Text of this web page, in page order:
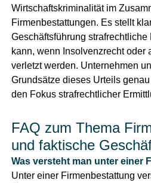
Wirtschaftskriminalität im
Firmenbestattungen. Es stellt
Geschäftsführung
kann, wenn Insolvenzrecht oder
verletzt werden. Unternehmen
Grundsätze dieses Urteils
den Fokus strafrechtlicher
FAQ zum Thema
und faktische
Was versteht man unter einer
Unter einer Firmenbestattung